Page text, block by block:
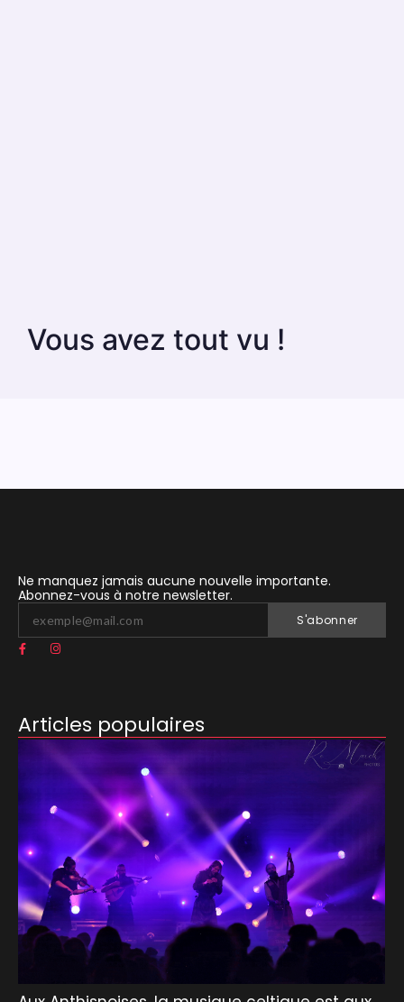
Vous avez tout vu !
Ne manquez jamais aucune nouvelle importante.
Abonnez-vous à notre newsletter.
S'abonner
Articles populaires